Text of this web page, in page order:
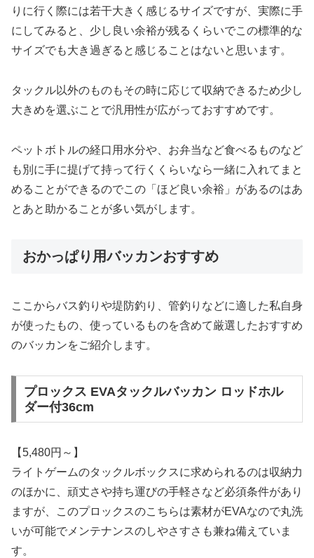
りに行く際には若干大きく感じるサイズですが、実際に手
にしてみると、少し良い余裕が残るくらいでこの標準的な
サイズでも大き過ぎると感じることはないと思います。
タックル以外のものもその時に応じて収納できるため少し
大きめを選ぶことで汎用性が広がっておすすめです。
ペットボトルの経口用水分や、お弁当など食べるものなど
も別に手に提げて持って行くくらいなら一緒に入れてまと
めることができるのでこの「ほど良い余裕」があるのはあ
とあと助かることが多い気がします。
おかっぱり用バッカンおすすめ
ここからバス釣りや堤防釣り、管釣りなどに適した私自身
が使ったもの、使っているものを含めて厳選したおすすめ
のバッカンをご紹介します。
プロックス EVAタックルバッカン ロッドホル
ダー付36cm
【5,480円～】
ライトゲームのタックルボックスに求められるのは収納力
のほかに、頑丈さや持ち運びの手軽さなど必須条件があり
ますが、このプロックスのこちらは素材がEVAなので丸洗
いが可能でメンテナンスのしやさすさも兼ね備えていま
す。